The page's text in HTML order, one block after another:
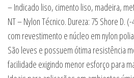
– Indicado liso, cimento liso, madeira,
NT – Nylon Técnico. Dureza: 75 Shore D.
com revestimento e núcleo em nylon
São leves e possuem ótima resistência
facilidade exigindo menor esforço para